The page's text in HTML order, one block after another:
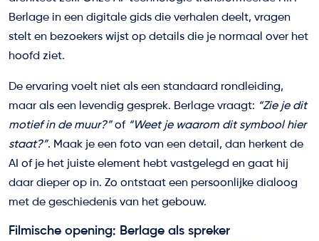
Berlage in een digitale gids die verhalen deelt, vragen
stelt en bezoekers wijst op details die je normaal over het
hoofd ziet.
De ervaring voelt niet als een standaard rondleiding,
maar als een levendig gesprek. Berlage vraagt: “Zie je dit
motief in de muur?”of “Weet je waarom dit symbool hier
staat?”. Maak je een foto van een detail, dan herkent de
AI of je het juiste element hebt vastgelegd en gaat hij
daar dieper op in. Zo ontstaat een persoonlijke dialoog
met de geschiedenis van het gebouw.
Filmische opening: Berlage als spreker